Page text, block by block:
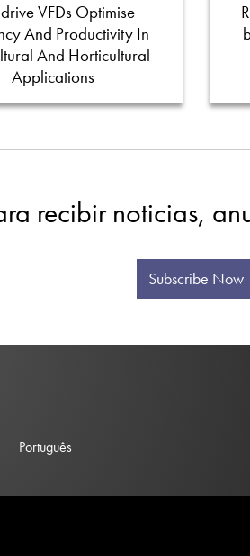
VFDs Optimise
And Productivity In
And Horticultural
Applications
recibir noticias,
Subscribe Now
Português